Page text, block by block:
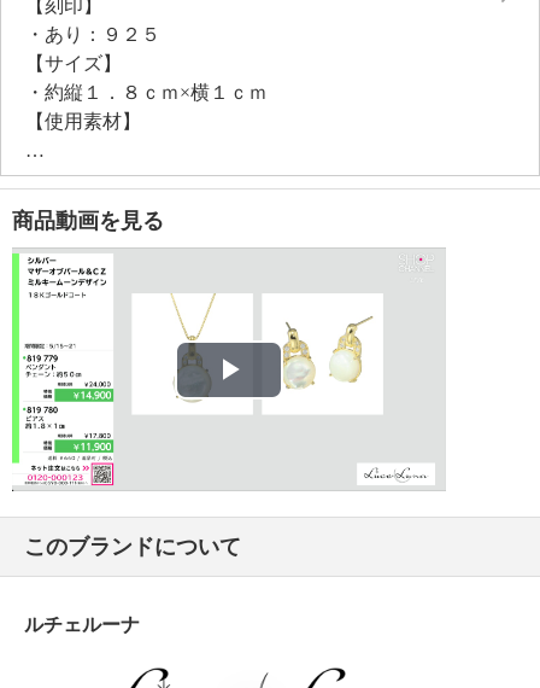
【刻印】
・あり：９２５
【サイズ】
・約縦１．８ｃｍ×横１ｃｍ
【使用素材】
・シルバー９２５
・シリコーン
【メッキ素材】
・材質：ゴールドコート（１８Ｋ）
【その他】
・個体差あり
商品動画を見る
Play
このブランドについて
ルチェルーナ